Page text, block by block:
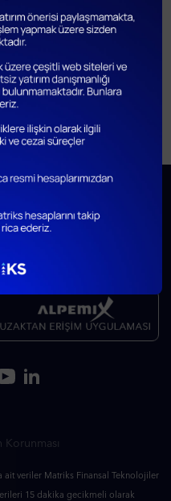
Dağılımı Analizi ile yatırım
amaçlıyoruz.✨
ait veriler Matriks Finansal Teknolojiler
15 dakika gecikmeli olarak